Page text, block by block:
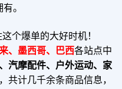
。
个爆单的大好时机！
、墨西哥、巴西各站点中
汽摩配件、户外运动、家
共计几千余条商品信息，